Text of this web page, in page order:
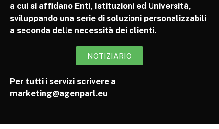
a cui si affidano Enti, Istituzioni ed Università,
sviluppando una serie di soluzioni personalizzabili
a seconda delle necessità dei clienti.
NOTIZIARIO
Per tutti i servizi scrivere a
marketing@agenparl.eu